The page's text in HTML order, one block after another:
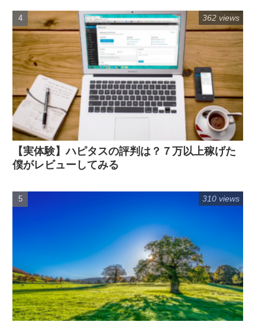
【実体験】ハピタスの評判は？７万以上稼げた
僕がレビューしてみる
362 views
310 views